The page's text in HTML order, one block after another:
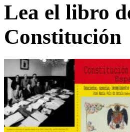
Lea el libro
Constitución